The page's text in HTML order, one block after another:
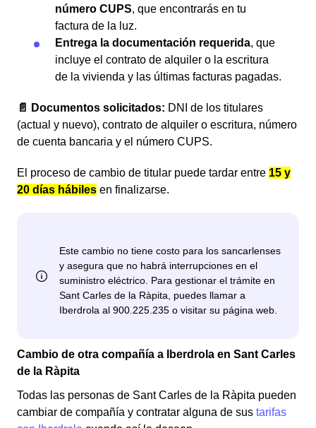
número CUPS, que encontrarás en tu
factura de la luz.
Entrega la documentación requerida, que
incluye el contrato de alquiler o la escritura
de la vivienda y las últimas facturas pagadas.
📄 Documentos solicitados: DNI de los titulares
(actual y nuevo), contrato de alquiler o escritura, número
de cuenta bancaria y el número CUPS.
El proceso de cambio de titular puede tardar entre 15 y
20 días hábiles en finalizarse.
Cambio de otra compañía a Iberdrola en Sant Carles
de la Ràpita
Todas las personas de Sant Carles de la Ràpita pueden
cambiar de compañía y contratar alguna de sus tarifas